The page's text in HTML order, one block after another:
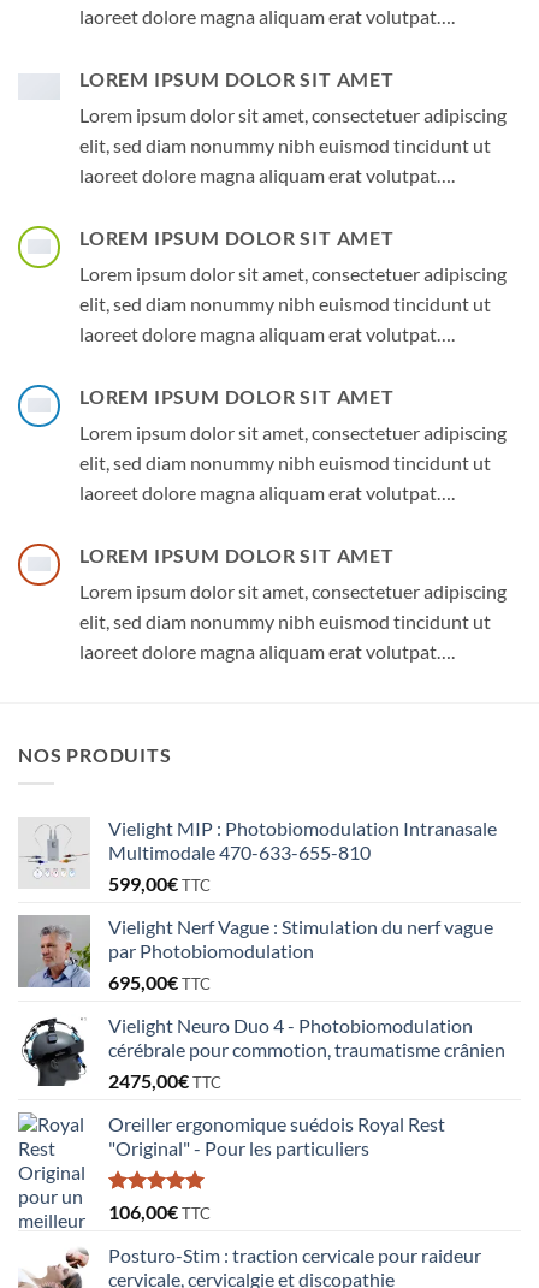
laoreet dolore magna aliquam erat volutpat….
LOREM IPSUM DOLOR SIT AMET
Lorem ipsum dolor sit amet, consectetuer adipiscing
elit, sed diam nonummy nibh euismod tincidunt ut
laoreet dolore magna aliquam erat volutpat….
LOREM IPSUM DOLOR SIT AMET
Lorem ipsum dolor sit amet, consectetuer adipiscing
elit, sed diam nonummy nibh euismod tincidunt ut
laoreet dolore magna aliquam erat volutpat….
LOREM IPSUM DOLOR SIT AMET
Lorem ipsum dolor sit amet, consectetuer adipiscing
elit, sed diam nonummy nibh euismod tincidunt ut
laoreet dolore magna aliquam erat volutpat….
LOREM IPSUM DOLOR SIT AMET
Lorem ipsum dolor sit amet, consectetuer adipiscing
elit, sed diam nonummy nibh euismod tincidunt ut
laoreet dolore magna aliquam erat volutpat….
NOS PRODUITS
Vielight MIP : Photobiomodulation Intranasale
Multimodale 470-633-655-810
599,00€TTC
Vielight Nerf Vague : Stimulation du nerf vague
par Photobiomodulation
695,00€TTC
Vielight Neuro Duo 4 - Photobiomodulation
cérébrale pour commotion, traumatisme crânien
2475,00€TTC
Oreiller ergonomique suédois Royal Rest
"Original" - Pour les particuliers
Note5.00
sur 5
106,00€TTC
Posturo-Stim : traction cervicale pour raideur
cervicale, cervicalgie et discopathie